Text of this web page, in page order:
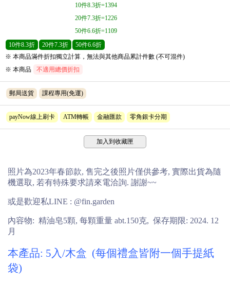
10件8.3折=1394
20件7.3折=1226
50件6.6折=1109
10件8.3折 20件7.3折 50件6.6折
※ 本商品滿件折扣獨立計算，無法與其他商品累計件數 (不可混件)
※ 本商品
不適用總價折扣
郵局送貨 課程專用(免運)
payNow線上刷卡 ATM轉帳 金融匯款 零角銀卡分期
加入到收藏匣
照片為2023年春節款, 售完之後照片僅供參考, 實際出貨為隨
機選取, 若有特殊要求請來電洽詢. 謝謝~~
或是歡迎私LINE : @fin.garden
內容物: 精油皂5顆, 每顆重量 abt.150克, 保存期限: 2024. 12
月
本產品: 5入/木盒 (每個禮盒皆附一個手提紙
袋)